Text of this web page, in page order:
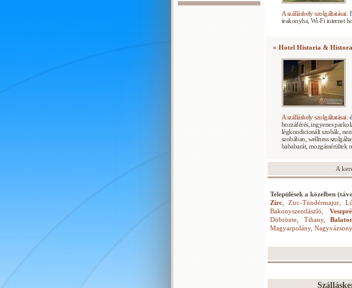
A szálláshely szolgáltatásai:
teakonyha, Wi-Fi internet
» Hotel Historia &
A szálláshely szolgáltatásai:
hozzáférés, ingyenes
légkondicionált szobák,
szobában, wellness
bababarát, mozgássérültek
A
Települések a közelben
Zirc
Zirc-Tündérmajor
Bakonyszentlászló
Döbrönte
Tihany,
Magyarpolány, Nagyvázsony